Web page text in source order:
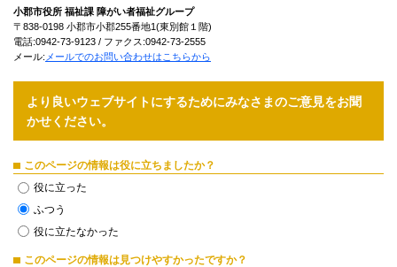
小郡市役所 福祉課 障がい者福祉グループ
〒838-0198 小郡市小郡255番地1(東別館１階)
電話:0942-73-9123 / ファクス:0942-73-2555
メール: メールでのお問い合わせはこちらから
より良いウェブサイトにするためにみなさまのご意見をお聞
かせください。
このページの情報は役に立ちましたか？
役に立った
ふつう
役に立たなかった
このページの情報は見つけやすかったですか？